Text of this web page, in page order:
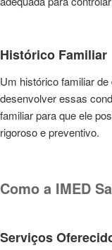
Histórico Familiar
Um histórico familiar
desenvolver essas
familiar para que ele
rigoroso e preventivo.
Como a IMED
Serviços